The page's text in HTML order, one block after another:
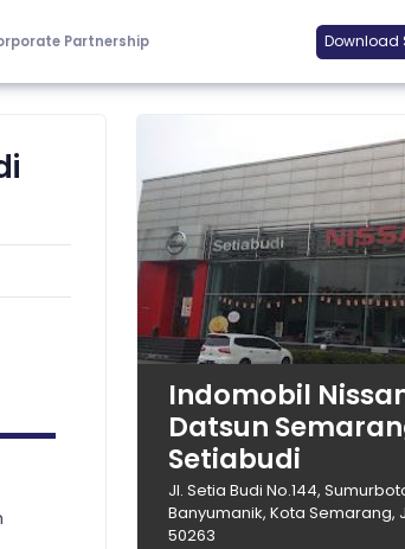
Partnership Download
Indomobil
Datsun
Setiabudi
Jl. Setia Budi No.144,
Banyumanik, Kota Semarang,
50263